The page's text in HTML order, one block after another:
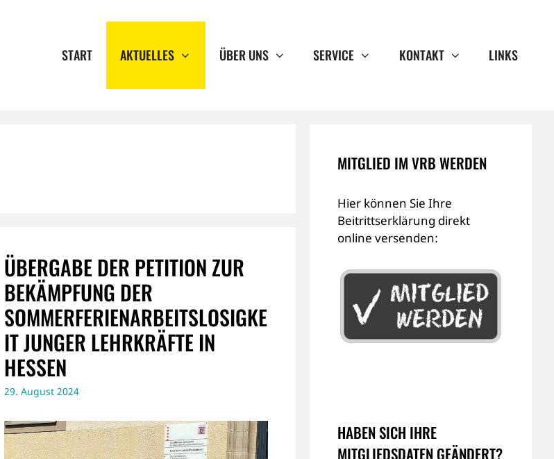
START AKTUELLES ÜBER UNS SERVICE KONTAKT LINKS
ÜBERGABE DER PETITION ZUR
BEKÄMPFUNG DER
SOMMERFERIENARBEITSLOSIGKE
IT JUNGER LEHRKRÄFTE IN
HESSEN
29. August 2024
MITGLIED IM VRB WERDEN
Hier können Sie Ihre
Beitrittserklärung direkt
online versenden:
HABEN SICH IHRE
MITGLIEDSDATEN GEÄNDERT?